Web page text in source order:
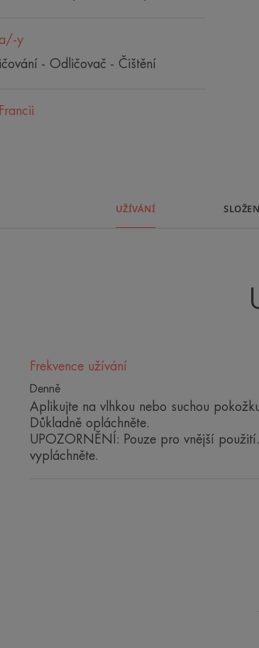
y
- Odličovač - Čištění
UŽÍVÁNÍ
Frekvence užívání
Denně
Aplikujte na vlhkou nebo suchou
Důkladně opláchněte.
UPOZORNĚNÍ: Pouze pro vnější
vypláchněte.